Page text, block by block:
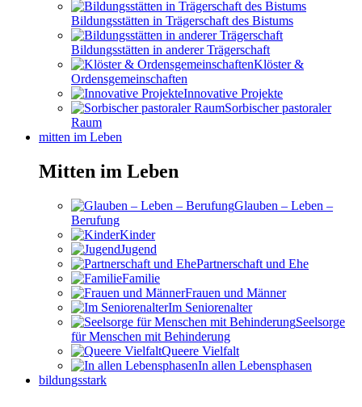
Bildungsstätten in Trägerschaft des Bistums
Bildungsstätten in anderer Trägerschaft
Klöster &
Ordensgemeinschaften
Innovative Projekte
Sorbischer pastoraler
Raum
mitten im Leben
Mitten im Leben
Glauben – Leben –
Berufung
Kinder
Jugend
Partnerschaft und Ehe
Familie
Frauen und Männer
Im Seniorenalter
Seelsorge
für Menschen mit Behinderung
Queere Vielfalt
In allen Lebensphasen
bildungsstark